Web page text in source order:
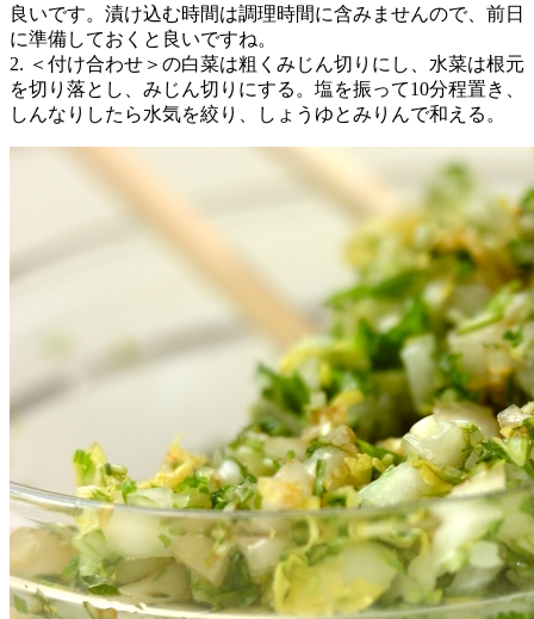
良いです。漬け込む時間は調理時間に含みませんので、前日
に準備しておくと良いですね。
2. ＜付け合わせ＞の白菜は粗くみじん切りにし、水菜は根元
を切り落とし、みじん切りにする。塩を振って10分程置き、
しんなりしたら水気を絞り、しょうゆとみりんで和える。